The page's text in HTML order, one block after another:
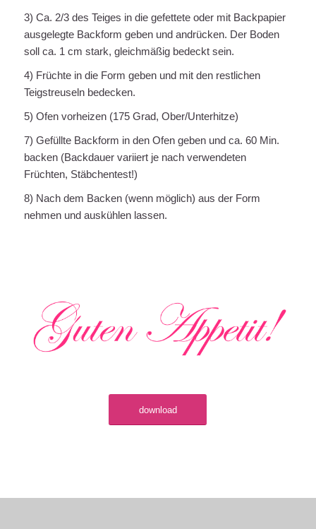
3) Ca. 2/3 des Teiges in die gefettete oder mit Backpapier
ausgelegte Backform geben und andrücken. Der Boden
soll ca. 1 cm stark, gleichmäßig bedeckt sein.
4) Früchte in die Form geben und mit den restlichen
Teigstreuseln bedecken.
5) Ofen vorheizen (175 Grad, Ober/Unterhitze)
7) Gefüllte Backform in den Ofen geben und ca. 60 Min.
backen (Backdauer variiert je nach verwendeten
Früchten, Stäbchentest!)
8) Nach dem Backen (wenn möglich) aus der Form
nehmen und auskühlen lassen.
download